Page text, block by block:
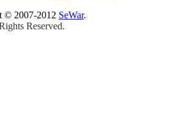
© 2007-2012 SeWar.
Reserved.